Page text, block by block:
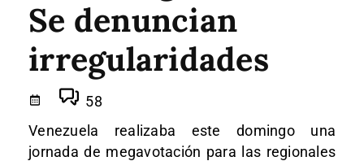
Se denuncian
irregularidades
58
Venezuela realizaba este domingo una
jornada de megavotación para las regionales